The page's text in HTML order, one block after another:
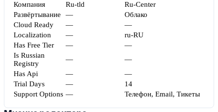
Компания
Ru-tld
Ru-Center
Развёртывание
—
Облако
Cloud Ready
—
—
Localization
—
ru-RU
Has Free Tier
—
—
Is Russian
Registry
—
—
Has Api
—
—
Trial Days
—
14
Support Options — Телефон, Email, Тикеты